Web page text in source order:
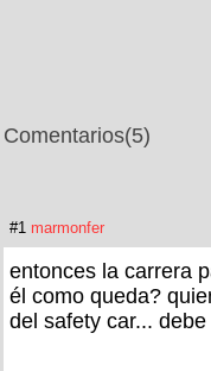
Comentarios(5)
#1 marmonfer
entonces la carrera
él como queda?
del safety car...